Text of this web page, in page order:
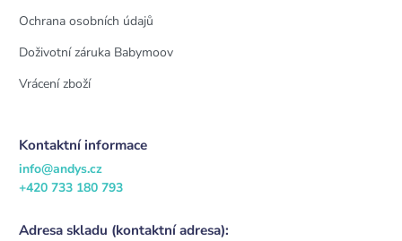
Ochrana osobních údajů
Doživotní záruka Babymoov
Vrácení zboží
Kontaktní informace
info@andys.cz
+420 733 180 793
Adresa skladu (kontaktní adresa):